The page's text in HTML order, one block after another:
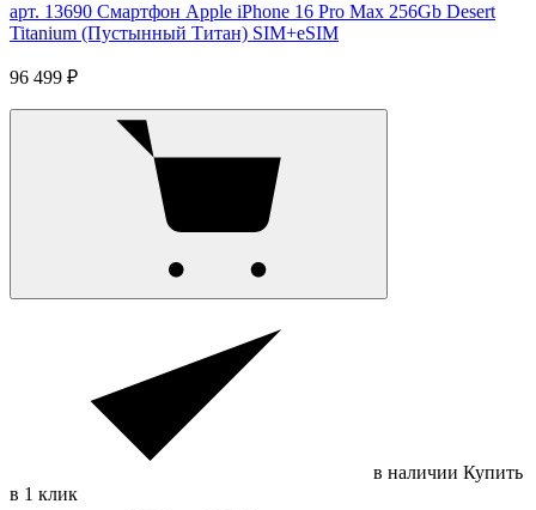
арт. 13690 Смартфон Apple iPhone 16 Pro Max 256Gb Desert
Titanium (Пустынный Титан) SIM+eSIM
96 499 ₽
в наличии Купить
в 1 клик